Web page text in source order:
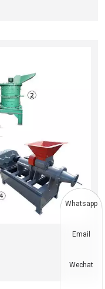
Whatsapp
Email
Wechat